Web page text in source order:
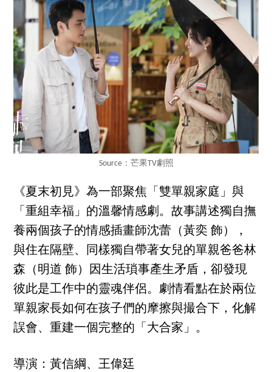
Source：芒果TV劇照
《夏末初見》為一部聚焦「雙單親家庭」與
「重組幸福」的溫馨情感劇。故事講述獨自撫
養兩個孩子的情感插畫師沈蕾（黃奕 飾），
與住在隔壁、同樣獨自帶著女兒的單親爸爸林
森（明道 飾）因生活瑣事產生矛盾，卻發現
彼此是工作中的靈魂伴侶。劇情看點在於兩位
單親家長如何在孩子們的摩擦與撮合下，化解
誤會、重建一個完整的「大合家」。
導演：黃信綱、王偉廷